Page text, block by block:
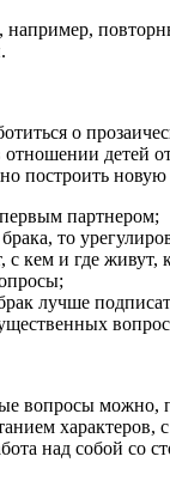
например,
о
отношении детей
построить новую
партнером;
брака, то
с кем и где живут,
лучше
вопросы можно,
над собой со